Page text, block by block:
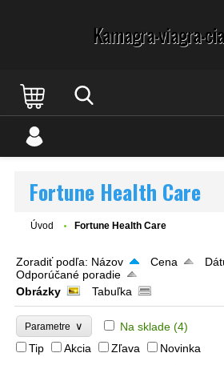
Fortune Health Care
Úvod Fortune Health Care
Zoradiť podľa: Názov Cena
Odporúčané poradie
Obrázky
Tabuľka
Parametre ∨ Na sklade (4)
Tip
Akcia Zľava
Novinka